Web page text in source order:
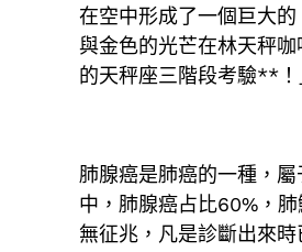
在空中形成了一個巨大
與金色的光芒在林天秤
的天秤座三階段考驗**
肺腺癌是肺癌的一種，
中，肺腺癌占比60%，
無征兆，凡是診斷出來